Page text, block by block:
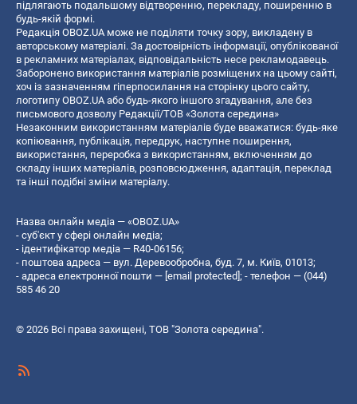
підлягають подальшому відтворенню, перекладу, поширенню в
будь-якій формі.
Редакція OBOZ.UA може не поділяти точку зору, викладену в
авторському матеріалі. За достовірність інформації, опублікованої
в рекламних матеріалах, відповідальність несе рекламодавець.
Заборонено використання матеріалів розміщених на цьому сайті,
хоч із зазначенням гіперпосилання на сторінку цього сайту,
логотипу OBOZ.UA або будь-якого іншого згадування, але без
письмового дозволу Редакції/ТОВ «Золота середина»
Незаконним використанням матеріалів буде вважатися: будь-яке
копiювання, публiкацiя, передрук, наступне поширення,
використання, переробка з використанням, включенням до
складу інших матеріалів, розповсюдження, адаптація, переклад
та інші подібні зміни матеріалу.
Назва онлайн медіа — «OBOZ.UA»
- суб'єкт у сфері онлайн медіа;
- ідентифікатор медіа — R40-06156;
- поштова адреса — вул. Деревообробна, буд. 7, м. Київ, 01013;
- адреса електронної пошти — [email protected] ; - телефон — (044)
585 46 20
© 2026 Всі права захищені, ТОВ "Золота середина".